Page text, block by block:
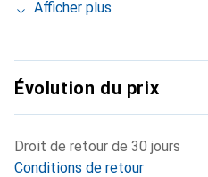
Afficher plus
Évolution du prix
Droit de retour de 30 jours
Conditions de retour